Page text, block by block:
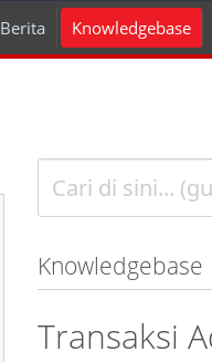
Berita Knowledgebase
Knowledgebase
Transaksi